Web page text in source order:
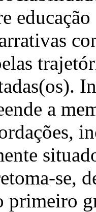
a
se,
primeiro